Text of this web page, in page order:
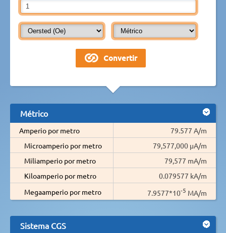
Métrico
Amperio por metro
79.577 A/m
Microamperio por metro
79,577,000 µA/m
Miliamperio por metro
79,577 mA/m
Kiloamperio por metro
0.079577 kA/m
Megaamperio por metro
7.9577*10-5 MA/m
Sistema CGS